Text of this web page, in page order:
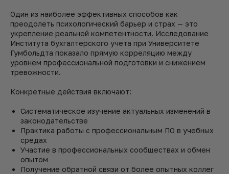
Один из наиболее эффективных способов как
преодолеть психологический барьер и страх — это
укрепление реальной компетентности. Исследование
Института бухгалтерского учета при Университете
Гумбольдта показало прямую корреляцию между
уровнем профессиональной подготовки и снижением
тревожности.
Конкретные действия включают:
Систематическое изучение актуальных изменений в
законодательстве
Практика работы с профессиональным ПО в учебных
средах
Участие в профессиональных сообществах и обмен
опытом
Получение обратной связи от более опытных коллег